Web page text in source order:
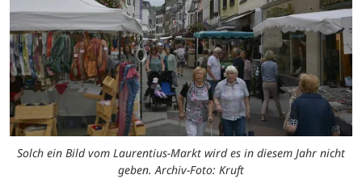
Solch ein Bild vom Laurentius-Markt wird es in diesem Jahr nicht
geben. Archiv-Foto: Kruft